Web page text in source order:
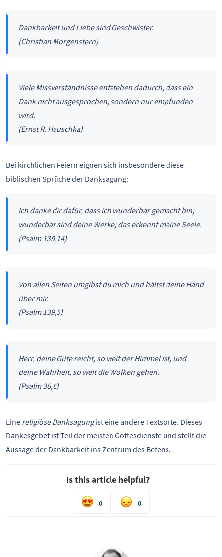
Dankbarkeit und Liebe sind Geschwister.
(Christian Morgenstern)
Viele Missverständnisse entstehen dadurch, dass ein
Dank nicht ausgesprochen, sondern nur empfunden
wird.
(Ernst R. Hauschka)
Bei kirchlichen Feiern eignen sich insbesondere diese
biblischen Sprüche der Danksagung:
Ich danke dir dafür, dass ich wunderbar gemacht bin;
wunderbar sind deine Werke; das erkennt meine Seele.
(Psalm 139,14)
Von allen Seiten umgibst du mich und hältst deine Hand
über mir.
(Psalm 139,5)
Herr, deine Güte reicht, so weit der Himmel ist, und
deine Wahrheit, so weit die Wolken gehen.
(Psalm 36,6)
Eine religiöse Danksagungist eine andere Textsorte. Dieses
Dankesgebet ist Teil der meisten Gottesdienste und stellt die
Aussage der Dankbarkeit ins Zentrum des Betens.
Is this article helpful?
0 0